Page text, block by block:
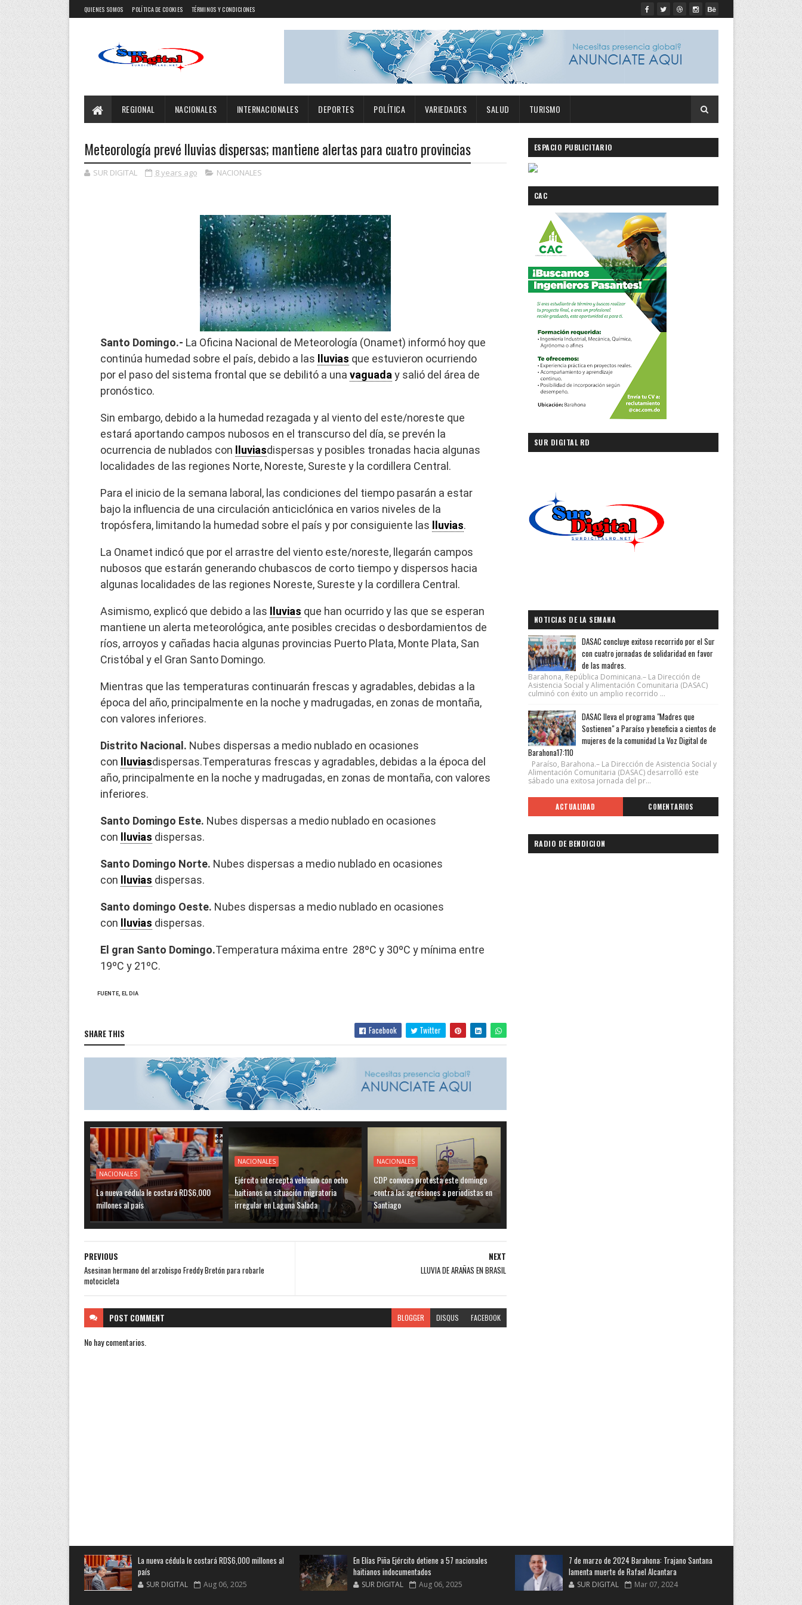
QUIENES SOMOS POLÍTICA DE COOKIES TÉRMINOS Y CONDICIONES
REGIONAL NACIONALES INTERNACIONALES DEPORTES POLÍTICA VARIEDADES SALUD TURISMO
Meteorología prevé lluvias dispersas; mantiene alertas para cuatro provincias
SUR DIGITAL 8 years ago NACIONALES
Santo Domingo.- La Oficina Nacional de Meteorología (Onamet) informó hoy que
continúa humedad sobre el país, debido a las
lluvias que estuvieron ocurriendo
por el paso del sistema frontal que se debilitó a una vaguada y salió del área de
pronóstico.
Sin embargo, debido a la humedad rezagada y al viento del este/noreste que
estará aportando campos nubosos en el transcurso del día, se prevén la
ocurrencia de nublados con
lluviasdispersas y posibles tronadas hacia algunas
localidades de las regiones Norte, Noreste, Sureste y la cordillera Central.
Para el inicio de la semana laboral, las condiciones del tiempo pasarán a estar
bajo la influencia de una circulación anticiclónica en varios niveles de la
tropósfera, limitando la humedad sobre el país y por consiguiente las
lluvias.
La Onamet indicó que por el arrastre del viento este/noreste, llegarán campos
nubosos que estarán generando chubascos de corto tiempo y dispersos hacia
algunas localidades de las regiones Noreste, Sureste y la cordillera Central.
Asimismo, explicó que debido a las lluvias que han ocurrido y las que se esperan
mantiene un alerta meteorológica, ante posibles crecidas o desbordamientos de
ríos, arroyos y cañadas hacia algunas provincias Puerto Plata, Monte Plata, San
Cristóbal y el Gran Santo Domingo.
Mientras que las temperaturas continuarán frescas y agradables, debidas a la
época del año, principalmente en la noche y madrugadas, en zonas de montaña,
con valores inferiores.
Distrito Nacional. Nubes dispersas a medio nublado en ocasiones
con
lluviasdispersas.Temperaturas frescas y agradables, debidas a la época del
año, principalmente en la noche y madrugadas, en zonas de montaña, con valores
inferiores.
Santo Domingo Este. Nubes dispersas a medio nublado en ocasiones
con
lluvias dispersas.
Santo Domingo Norte. Nubes dispersas a medio nublado en ocasiones
con
lluvias dispersas.
Santo domingo Oeste. Nubes dispersas a medio nublado en ocasiones
con
lluvias dispersas.
El gran Santo Domingo.Temperatura máxima entre 28ºC y 30ºC y mínima entre
19ºC y 21ºC.
FUENTE, EL DIA
SHARE THIS Facebook Twitter
NACIONALES
La nueva cédula le costará RD$6,000
millones al país
NACIONALES
Ejército intercepta vehículo con ocho
haitianos en situación migratoria
irregular en Laguna Salada
NACIONALES
CDP convoca protesta este domingo
contra las agresiones a periodistas en
Santiago
NEXT
LLUVIA DE ARAÑAS EN BRASIL
PREVIOUS
Asesinan hermano del arzobispo Freddy Bretón para robarle
motocicleta
POST COMMENT BLOGGER DISQUS FACEBOOK
No hay comentarios.
ESPACIO PUBLICITARIO
CAC
SUR DIGITAL RD
NOTICIAS DE LA SEMANA
DASAC concluye exitoso recorrido por el Sur
con cuatro jornadas de solidaridad en favor
de las madres.
Barahona, República Dominicana.– La Dirección de
Asistencia Social y Alimentación Comunitaria (DASAC)
culminó con éxito un amplio recorrido ...
DASAC lleva el programa "Madres que
Sostienen" a Paraíso y beneficia a cientos de
mujeres de la comunidad La Voz Digital de
Barahona17:110
Paraíso, Barahona.– La Dirección de Asistencia Social y
Alimentación Comunitaria (DASAC) desarrolló este
sábado una exitosa jornada del pr...
ACTUALIDAD COMENTARIOS
RADIO DE BENDICION
La nueva cédula le costará RD$6,000 millones al
país
SUR DIGITAL Aug 06, 2025
En Elías Piña Ejército detiene a 57 nacionales
haitianos indocumentados
SUR DIGITAL Aug 06, 2025
7 de marzo de 2024 Barahona: Trajano Santana
lamenta muerte de Rafael Alcantara
SUR DIGITAL Mar 07, 2024